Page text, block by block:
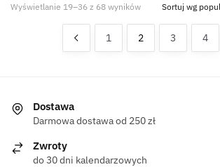
Wyświetlanie 19–36 z 68 wyników
1 2 3 4
Dostawa
Darmowa dostawa od 250 zł
Zwroty
do 30 dni kalendarzowych